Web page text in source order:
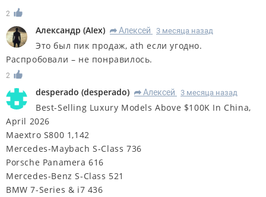
2
Александр (AIex) R Алексей 3 месяца назад
Это был пик продаж, ath если угодно.
Распробовали – не понравилось.
2
desperado (desperado) R Алексей 3 месяца назад
Best-Selling Luxury Models Above $100K In China,
April 2026
Maextro S800 1,142
Mercedes-Maybach S-Class 736
Porsche Panamera 616
Mercedes-Benz S-Class 521
BMW 7-Series & i7 436